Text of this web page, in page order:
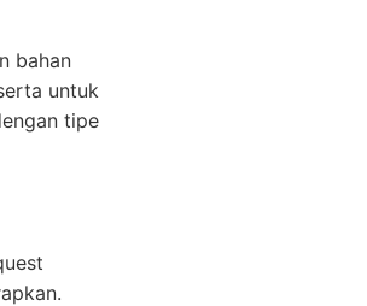
bahan
untuk
tipe